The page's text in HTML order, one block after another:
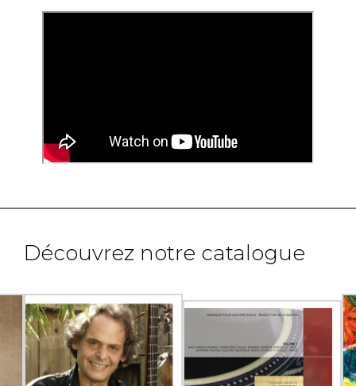
Découvrez notre catalogue